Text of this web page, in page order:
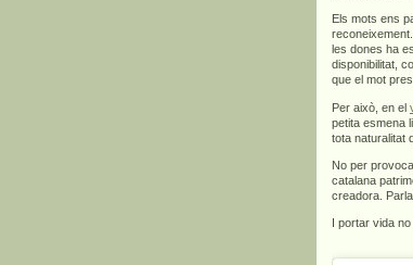
Els mots ens
les dones ha
disponibilitat,
que el mot
Per això, en el
petita esmena
tota naturalitat
No per
catalana
creadora.
I portar vida